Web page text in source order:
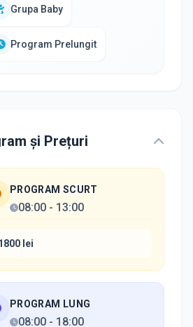
Grupa Baby
Program Prelungit
și Prețuri
PROGRAM SCURT
08:00 - 13:00
lei
PROGRAM LUNG
08:00 - 18:00